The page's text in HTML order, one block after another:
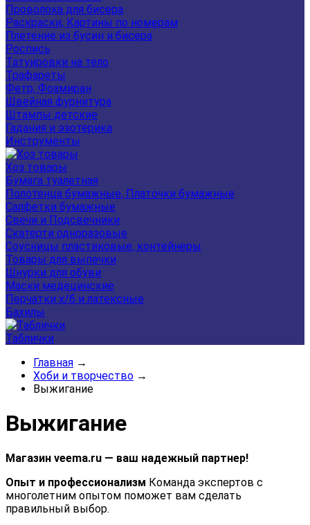
Проволока для бисера
Раскраски, Картины по номерам
Плетение из бусин и бисера
Роспись
Татуировки на тело
Трафареты
Фетр, Фоамиран
Швейная фурнитура
Штампы детские
Гадания и эзотерика
Инструменты
Хоз товары
Бумага туалетная
Полотенца бумажные, Платочки бумажные
Салфетки бумажные
Свечи и Подсвечники
Скатерти одноразовые
Соусницы пластиковые, контейнеры
Товары для выпечки
Шнурки для обуви
Маски медецинские
Перчатки х/б и латексные
Бахилы
Таблички
Главная →
Хоби и творчество →
Выжигание
Выжигание
Магазин veema.ru — ваш надежный партнер!
Опыт и профессионализм Команда экспертов с
многолетним опытом поможет вам сделать
правильный выбор.